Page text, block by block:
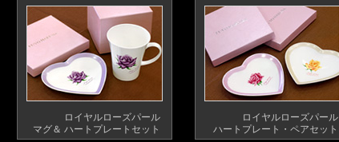
ロイヤルローズパール
マグ＆ ハートプレートセット
ロイヤルローズパール
ハートプレート・ペアセット